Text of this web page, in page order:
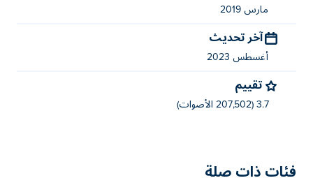
مارس 2019
آخر تحديث
أغسطس 2023
تقييم
3.7 (207,502 الأصوات)
فئات ذات صلة